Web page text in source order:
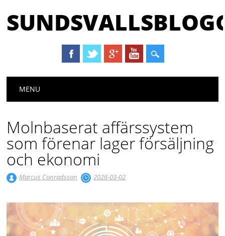
Huvudmeny
MENU
Molnbaserat affärssystem
som förenar lager försäljning
och ekonomi
Marcus Conradsson 2026-03-02